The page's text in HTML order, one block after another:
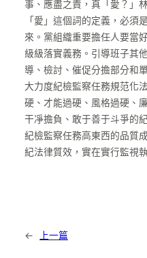
事、應盡之責，真「愛？」
「愛」這個詞的定義，必須
來。黨組織重要擔任人要當
級級落實義務。引導班子其
導、檢討、催促分擔部分和
大力度紀檢監察任務規范化
硬、才能過硬、風格過硬、
干凈擔負、敢于善于斗爭的
紀檢監察任務高東西的品質
紀法律質效，實在實行監視
← 上一篇